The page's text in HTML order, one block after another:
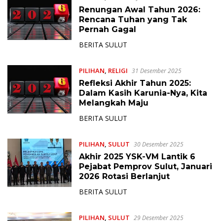
Renungan Awal Tahun 2026:
Rencana Tuhan yang Tak
Pernah Gagal
BERITA SULUT
PILIHAN RELIGI 31 Desember 2025
Refleksi Akhir Tahun 2025:
Dalam Kasih Karunia-Nya, Kita
Melangkah Maju
BERITA SULUT
PILIHAN SULUT 30 Desember 2025
Akhir 2025 YSK-VM Lantik 6
Pejabat Pemprov Sulut, Januari
2026 Rotasi Berlanjut
BERITA SULUT
PILIHAN SULUT 29 Desember 2025